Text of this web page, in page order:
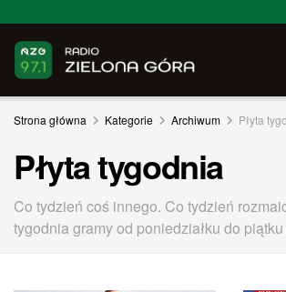
Strona główna Kategorie Archiwum Płyta
Płyta tygodnia
Co tydzień coś innego. Co tydzień
tygodnia gramy od poniedziałku do